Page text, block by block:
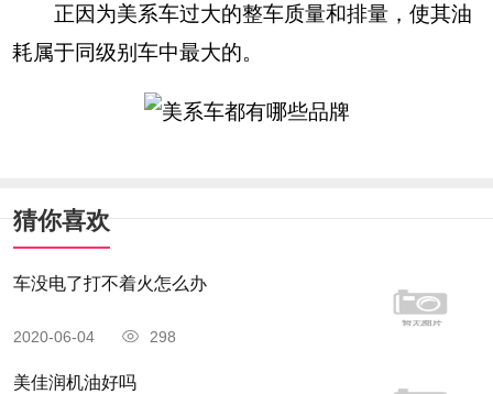
正因为美系车过大的整车质量和排量，使其油
耗属于同级别车中最大的。
猜你喜欢
车没电了打不着火怎么办
2020-06-04 298
美佳润机油好吗